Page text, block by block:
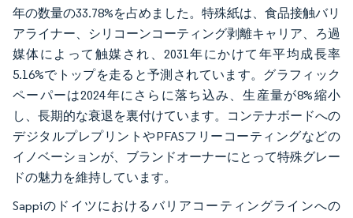
年の数量の33.78%を占めました。特殊紙は、食品接触バリ
アライナー、シリコーンコーティング剥離キャリア、ろ過
媒体によって触媒され、2031年にかけて年平均成長率
5.16%でトップを走ると予測されています。グラフィック
ペーパーは2024年にさらに落ち込み、生産量が8%縮小
し、長期的な衰退を裏付けています。コンテナボードへの
デジタルプレプリントやPFASフリーコーティングなどの
イノベーションが、ブランドオーナーにとって特殊グレー
ドの魅力を維持しています。
Sappiのドイツにおけるバリアコーティングラインへの